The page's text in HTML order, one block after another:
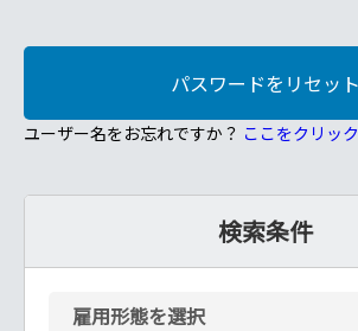
ユーザー名をお忘れですか？ ここをクリック
検索条件
雇用形態を選択